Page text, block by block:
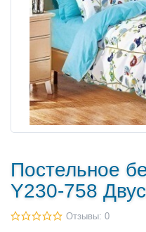
Постельное
Y230-758
Отзывы: 0